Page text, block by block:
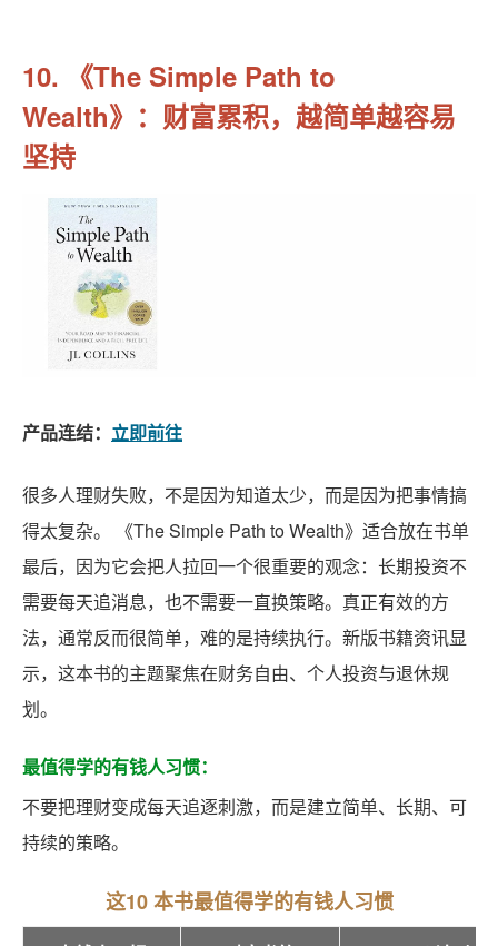
10. 《The Simple Path to
Wealth》：财富累积，越简单越容易
坚持
产品连结： 立即前往
很多人理财失败，不是因为知道太少，而是因为把事情搞
得太复杂。 《The Simple Path to Wealth》适合放在书单
最后，因为它会把人拉回一个很重要的观念：长期投资不
需要每天追消息，也不需要一直换策略。真正有效的方
法，通常反而很简单，难的是持续执行。新版书籍资讯显
示，这本书的主题聚焦在财务自由、个人投资与退休规
划。
最值得学的有钱人习惯：
不要把理财变成每天追逐刺激，而是建立简单、长期、可
持续的策略。
这10 本书最值得学的有钱人习惯